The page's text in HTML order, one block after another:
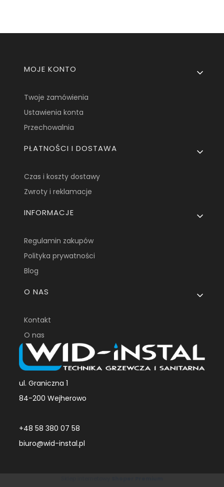
Linki w stopce
MOJE KONTO
Twoje zamówienia
Ustawienia konta
Przechowalnia
PŁATNOŚCI I DOSTAWA
Czas i koszty dostawy
Zwroty i reklamacje
INFORMACJE
Regulamin zakupów
Polityka prywatności
Blog
O NAS
Kontakt
O nas
ul. Graniczna 1
84-200 Wejherowo
+48 58 380 07 58
biuro@wid-instal.pl